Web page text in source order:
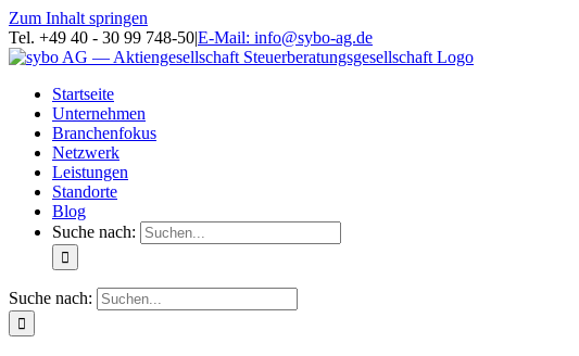
Zum Inhalt springen
Tel. +49 40 - 30 99 748-50|E-Mail: info@sybo-ag.de
Startseite
Unternehmen
Branchenfokus
Netzwerk
Leistungen
Standorte
Blog
Suche nach:
Suche nach: